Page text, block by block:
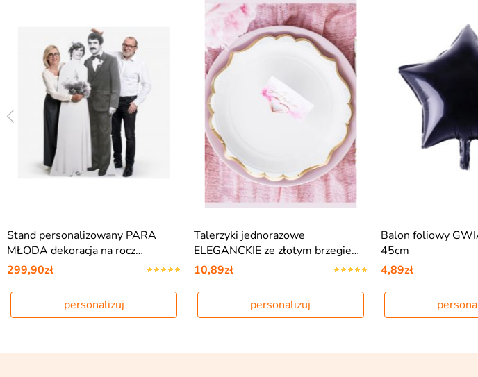
Stand personalizowany PARA
MŁODA dekoracja na rocz…
299,90zł
personalizuj
Talerzyki jednorazowe
ELEGANCKIE ze złotym brzegie…
10,89zł
personalizuj
Balon foliowy
45cm
4,89zł